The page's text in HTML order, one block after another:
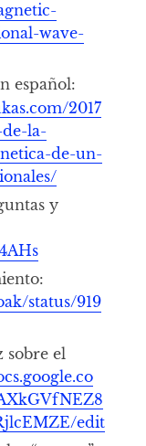
wave-
español:
2017
la-
de-un-
y
status/919
sobre el
edit